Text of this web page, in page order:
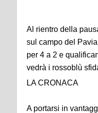
Al rientro della
sul campo del
per 4 a 2 e
vedrà i rossoblù
LA CRONACA
A portarsi in